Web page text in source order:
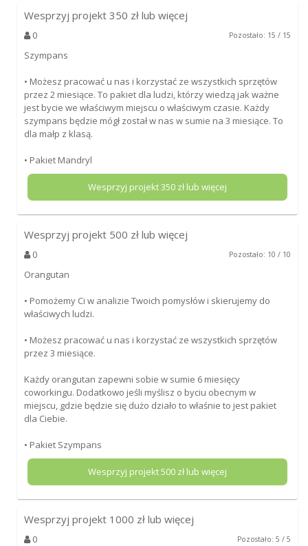
Wesprzyj projekt 350 zł lub więcej
0 Pozostało: 15 / 15
Szympans
• Możesz pracować u nas i korzystać ze wszystkich sprzętów
przez 2 miesiące. To pakiet dla ludzi, którzy wiedzą jak ważne
jest bycie we właściwym miejscu o właściwym czasie. Każdy
szympans będzie mógł został w nas w sumie na 3 miesiące. To
dla małp z klasą.
• Pakiet Mandryl
Wesprzyj projekt350zł lub więcej
Wesprzyj projekt 500 zł lub więcej
0 Pozostało: 10 / 10
Orangutan
• Pomożemy Ci w analizie Twoich pomysłów i skierujemy do
właściwych ludzi.
• Możesz pracować u nas i korzystać ze wszystkich sprzętów
przez 3 miesiące.
Każdy orangutan zapewni sobie w sumie 6 miesięcy
coworkingu. Dodatkowo jeśli myślisz o byciu obecnym w
miejscu, gdzie będzie się dużo działo to właśnie to jest pakiet
dla Ciebie.
• Pakiet Szympans
Wesprzyj projekt500zł lub więcej
Wesprzyj projekt 1000 zł lub więcej
0 Pozostało: 5 / 5